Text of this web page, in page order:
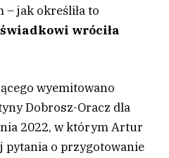
– jak określiła to
świadkowi wróciła
wyemitowano
Dobrosz-Oracz dla
2022, w którym Artur
pytania o przygotowanie